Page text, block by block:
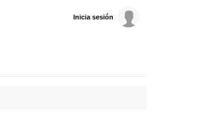
Inicia sesión